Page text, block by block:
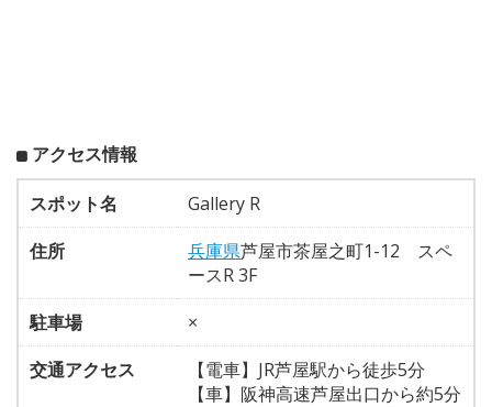
アクセス情報
スポット名
Gallery R
住所
兵庫県芦屋市茶屋之町1-12 スペ
ースR 3F
駐車場
×
交通アクセス
【電車】JR芦屋駅から徒歩5分
【車】阪神高速芦屋出口から約5分